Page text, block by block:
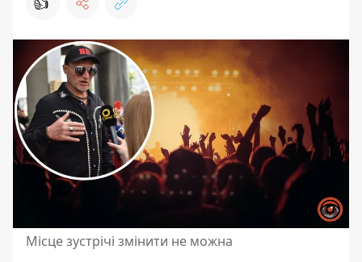
Місце зустрічі змінити не можна